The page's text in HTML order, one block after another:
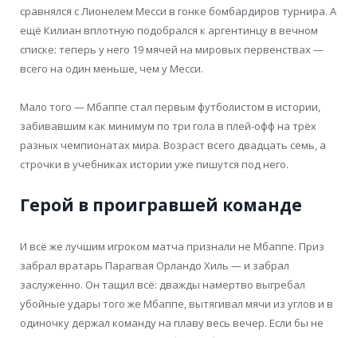
сравнялся с Лионелем Месси в гонке бомбардиров турнира. А
ещё Килиан вплотную подобрался к аргентинцу в вечном
списке: теперь у него 19 мячей на мировых первенствах —
всего на один меньше, чем у Месси.
Мало того — Мбаппе стал первым футболистом в истории,
забивавшим как минимум по три гола в плей-офф на трёх
разных чемпионатах мира. Возраст всего двадцать семь, а
строчки в учебниках истории уже пишутся под него.
Герой в проигравшей команде
И всё же лучшим игроком матча признали не Мбаппе. Приз
забрал вратарь Парагвая Орландо Хиль — и забрал
заслуженно. Он тащил всё: дважды намертво выгребал
убойные удары того же Мбаппе, вытягивал мячи из углов и в
одиночку держал команду на плаву весь вечер. Если бы не